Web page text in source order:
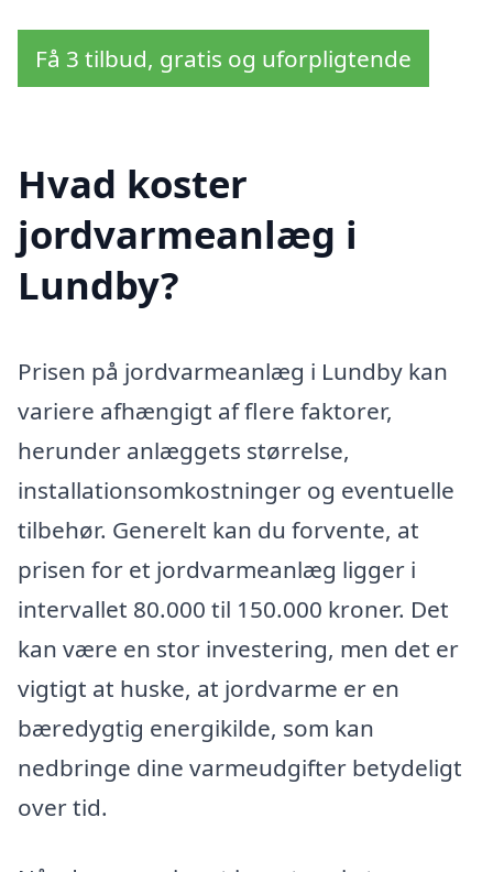
Få 3 tilbud, gratis og uforpligtende
Hvad koster
jordvarmeanlæg i
Lundby?
Prisen på jordvarmeanlæg i Lundby kan
variere afhængigt af flere faktorer,
herunder anlæggets størrelse,
installationsomkostninger og eventuelle
tilbehør. Generelt kan du forvente, at
prisen for et jordvarmeanlæg ligger i
intervallet 80.000 til 150.000 kroner. Det
kan være en stor investering, men det er
vigtigt at huske, at jordvarme er en
bæredygtig energikilde, som kan
nedbringe dine varmeudgifter betydeligt
over tid.